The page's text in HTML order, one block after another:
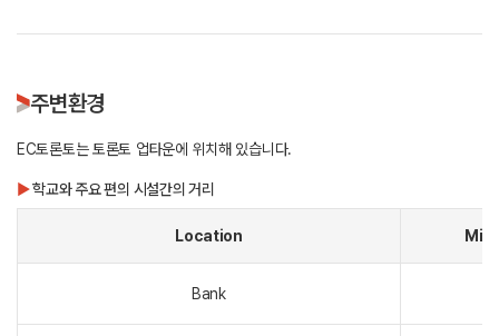
주변환경
EC토론토는 토론토 업타운에 위치해 있습니다.
▶학교와 주요 편의 시설간의 거리
Location
Bank